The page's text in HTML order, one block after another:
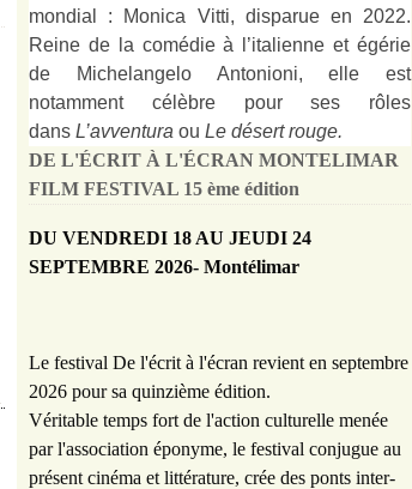
mondial : Monica Vitti, disparue en 2022.
Reine de la comédie à l’italienne et égérie
de Michelangelo Antonioni, elle est
notamment célèbre pour ses rôles
dans L’avventura ou Le désert rouge.
DE L'ÉCRIT À L'ÉCRAN MONTELIMAR
FILM FESTIVAL 15 ème édition
DU VENDREDI 18 AU JEUDI 24
SEPTEMBRE 2026- Montélimar
Le festival De l'écrit à l'écran revient en septembre
2026 pour sa quinzième édition.
Véritable temps fort de l'action culturelle menée
par l'association éponyme, le festival conjugue au
présent cinéma et littérature, crée des ponts inter-